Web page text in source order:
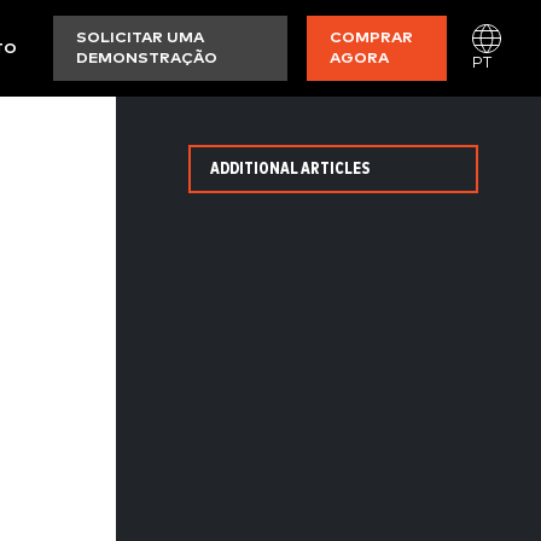
SOLICITAR UMA
DEMONSTRAÇÃO
COMPRAR
AGORA
PT
ADDITIONAL ARTICLES